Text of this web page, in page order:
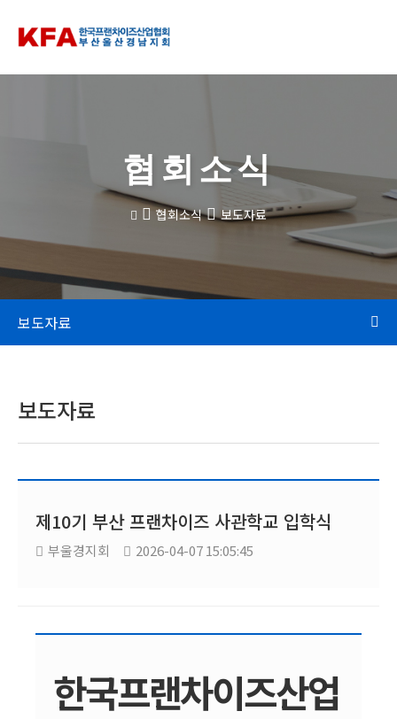
협회소식
협회소식 보도자료
보도자료
보도자료
제10기 부산 프랜차이즈 사관학교 입학식
부울경지회 2026-04-07 15:05:45
한국프랜차이즈산업